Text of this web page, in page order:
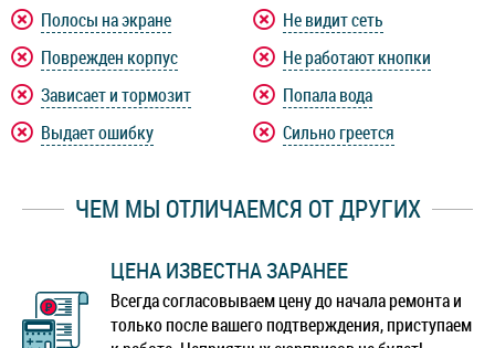
Полосы на экране
Поврежден корпус
Зависает и тормозит
Выдает ошибку
Не видит сеть
Не работают кнопки
Попала вода
Сильно греется
ЧЕМ МЫ ОТЛИЧАЕМСЯ ОТ ДРУГИХ
ЦЕНА ИЗВЕСТНА ЗАРАНЕЕ
Всегда согласовываем цену до начала ремонта и
только после вашего подтверждения, приступаем